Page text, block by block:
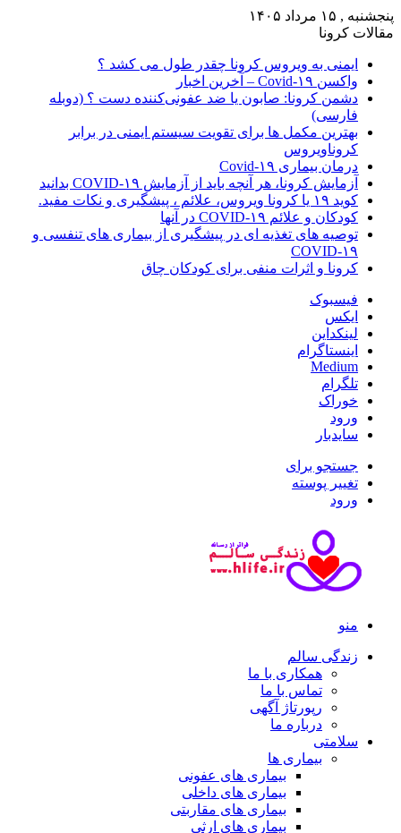
پنجشنبه , ۱۵ مرداد ۱۴۰۵
مقالات کرونا
ایمنی به ویروس کرونا چقدر طول می کشد ؟
واکسن Covid-۱۹ – آخرین اخبار
دشمن کرونا: صابون یا ضد عفونی‌کننده دست ؟ (دوبله
فارسی)
بهترین مکمل ها برای تقویت سیستم ایمنی در برابر
کروناویروس
درمان بیماری Covid-۱۹
آزمایش کرونا، هر آنچه باید از آزمایش COVID-۱۹ بدانید
کوید ۱۹ یا کرونا ویروس، علائم ، پیشگیری و نکات مفید.
کودکان و علائم COVID-۱۹ در آنها
توصیه های تغذیه ای در پیشگیری از بیماری های تنفسی و
COVID-۱۹
کرونا و اثرات منفی برای کودکان چاق
فیسبوک
ایکس
لینکداین
اینستاگرام
Medium
تلگرام
خوراک
ورود
سایدبار
جستجو برای
تغییر پوسته
ورود
منو
زندگی سالم
همکاری با ما
تماس با ما
رپورتاژ آگهی
درباره ما
سلامتی
بیماری ها
بیماری های عفونی
بیماری های داخلی
بیماری های مقاربتی
بیماری های ارثی